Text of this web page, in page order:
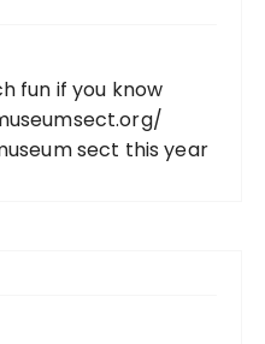
fun if you know
sect this year